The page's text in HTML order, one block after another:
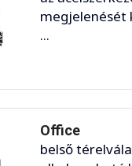
megjelenését
...
Office
belső